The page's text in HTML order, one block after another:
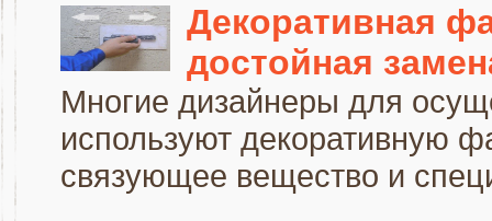
Декоративная
достойная
Многие дизайнеры для
используют декоративную
связующее вещество и